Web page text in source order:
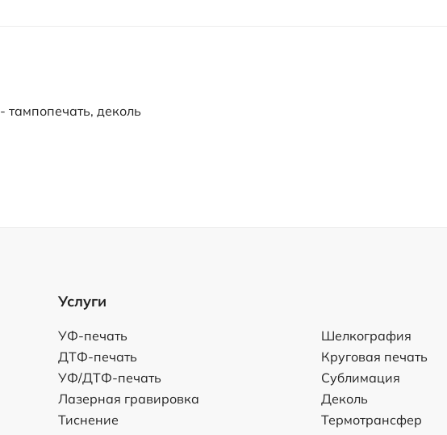
- тампопечать, деколь
Услуги
УФ-печать
ДТФ-печать
УФ/ДТФ-печать
Лазерная гравировка
Тиснение
Шелкография
Круговая печать
Сублимация
Деколь
Термотрансфер